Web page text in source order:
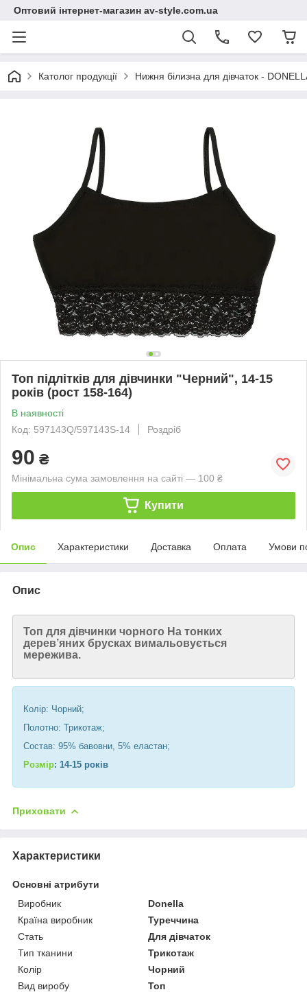
Оптовий інтернет-магазин av-style.com.ua
Католог продукції Нижня білизна для дівчаток -
Топ підлітків для дівчинки "Черний", 14-15
років (рост 158-164)
В наявності
Код: 597143Q/597143S-14
Роздріб
90 ₴
Мінімальна сума замовлення на сайті — 100 ₴
Купити
Опис Характеристики Доставка Оплата Умови
Опис
Топ для дівчинки чорного На тонких
дерев’яних брусках вимальовується
мережива.
Колір: Чорний;
Полотно: Трикотаж;
Состав: 95% бавовни, 5% еластан;
Розмір: 14-15 років
Приховати
Характеристики
Основні атрибути
Виробник
Donella
Країна виробник
Туреччина
Стать
Для дівчаток
Тип тканини
Трикотаж
Колір
Чорний
Вид виробу
Топ